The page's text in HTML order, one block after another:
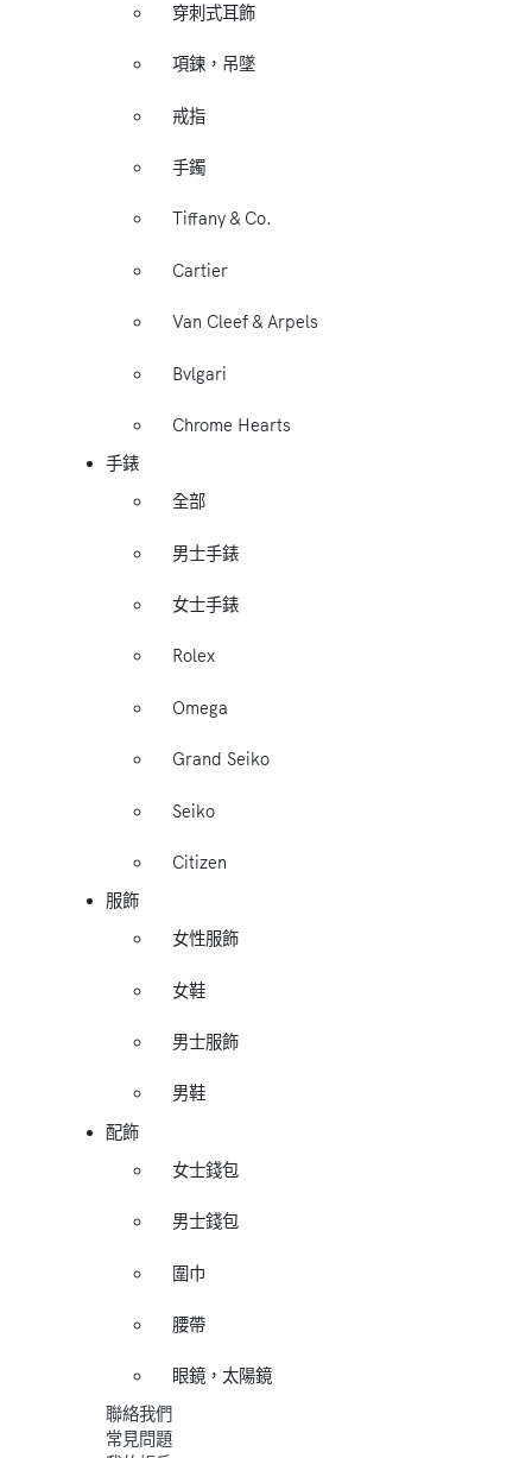
穿刺式耳飾
項鍊，吊墜
戒指
手鐲
Tiffany & Co.
Cartier
Van Cleef & Arpels
Bvlgari
Chrome Hearts
手錶
全部
男士手錶
女士手錶
Rolex
Omega
Grand Seiko
Seiko
Citizen
服飾
女性服飾
女鞋
男士服飾
男鞋
配飾
女士錢包
男士錢包
圍巾
腰帶
眼鏡，太陽鏡
聯絡我們
常見問題